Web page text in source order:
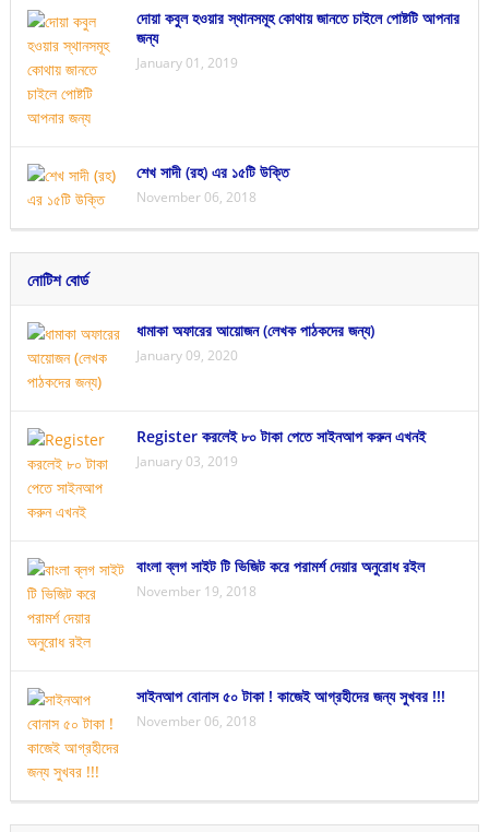
দোয়া কবুল হওয়ার স্থানসমূহ কোথায় জানতে চাইলে পোষ্টটি আপনার
জন্য
January 01, 2019
শেখ সাদী (রহ) এর ১৫টি উক্তি
November 06, 2018
নোটিশ বোর্ড
ধামাকা অফারের আয়োজন (লেখক পাঠকদের জন্য)
January 09, 2020
Register করলেই ৮০ টাকা পেতে সাইনআপ করুন এখনই
January 03, 2019
বাংলা ব্লগ সাইট টি ভিজিট করে পরামর্শ দেয়ার অনুরোধ রইল
November 19, 2018
সাইনআপ বোনাস ৫০ টাকা ! কাজেই আগ্রহীদের জন্য সুখবর !!!
November 06, 2018